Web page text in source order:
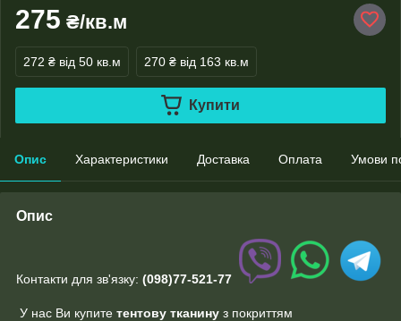
275 ₴/кв.м
272 ₴ від 50 кв.м 270 ₴ від 163 кв.м
Купити
Опис Характеристики Доставка Оплата Умови
Опис
Контакти для зв'язку: (098)77-521-77
У нас Ви купите тентову тканину з покриттям